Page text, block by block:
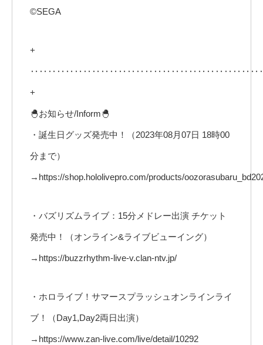
©SEGA
+
+
🐣お知らせ/Inform🐣
・誕生日グッズ発売中！（2023年08月07日 18時00
分まで）
→https://shop.hololivepro.com/products/
・バズリズムライブ：15分メドレー出演 チケット
発売中！（オンライン&ライブビューイング）
→https://buzzrhythm-live-v.clan-ntv.jp/
・ホロライブ！サマースプラッシュオンラインライ
ブ！（Day1,Day2両日出演）
→https://www.zan-live.com/live/detail/10292